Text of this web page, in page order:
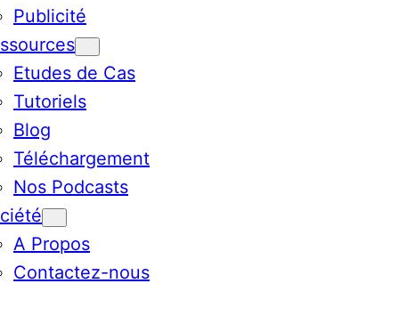
Publicité
Etudes de Cas
Tutoriels
Blog
Téléchargement
Nos Podcasts
A Propos
Contactez-nous